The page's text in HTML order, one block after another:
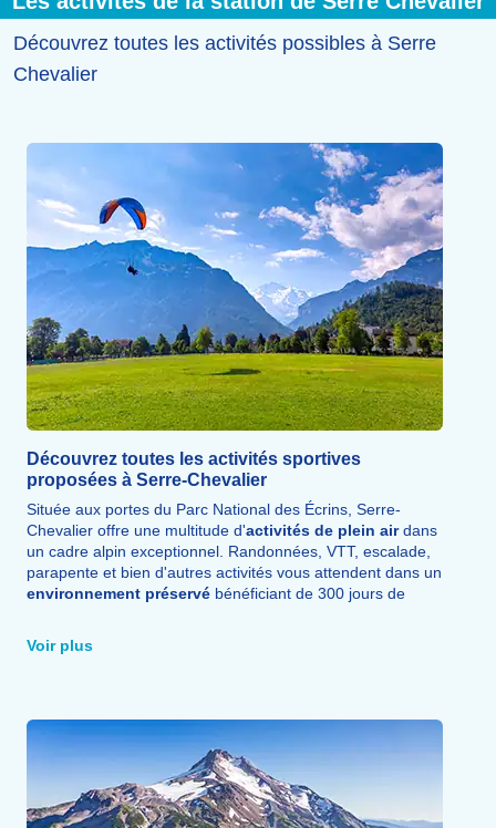
Découvrez toutes les activités possibles à Serre
Chevalier
Découvrez toutes les activités sportives
proposées à Serre-Chevalier
Située aux portes du Parc National des Écrins, Serre-
Chevalier offre une multitude d'activités de plein airdans
un cadre alpin exceptionnel. Randonnées, VTT, escalade,
parapente et bien d'autres activités vous attendent dans un
environnement préservé bénéficiant de 300 jours de
L' École Européenne de la Nature
3 à 17 ans une approche pédagogique unique :
Voir plus